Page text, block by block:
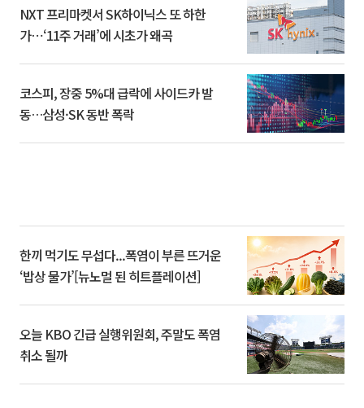
NXT 프리마켓서 SK하이닉스 또 하한
가⋯‘11주 거래’에 시초가 왜곡
코스피, 장중 5%대 급락에 사이드카 발
동…삼성·SK 동반 폭락
한끼 먹기도 무섭다...폭염이 부른 뜨거운
‘밥상 물가’[뉴노멀 된 히트플레이션]
오늘 KBO 긴급 실행위원회, 주말도 폭염
취소 될까